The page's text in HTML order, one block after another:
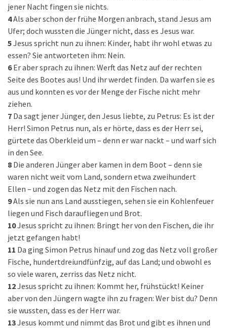
jener Nacht fingen sie nichts.
4Als aber schon der frühe Morgen anbrach, stand Jesus am
Ufer; doch wussten die Jünger nicht, dass es Jesus war.
5Jesus spricht nun zu ihnen: Kinder, habt ihr wohl etwas zu
essen? Sie antworteten ihm: Nein.
6 Er aber sprach zu ihnen: Werft das Netz auf der rechten
Seite des Bootes aus! Und ihr werdet finden. Da warfen sie es
aus und konnten es vor der Menge der Fische nicht mehr
ziehen.
7 Da sagt jener Jünger, den Jesus liebte, zu Petrus: Es ist der
Herr! Simon Petrus nun, als er hörte, dass es der Herr sei,
gürtete das Oberkleid um – denn er war nackt – und warf sich
in den See.
8 Die anderen Jünger aber kamen in dem Boot – denn sie
waren nicht weit vom Land, sondern etwa zweihundert
Ellen – und zogen das Netz mit den Fischen nach.
9Als sie nun ans Land ausstiegen, sehen sie ein Kohlenfeuer
liegen und Fisch daraufliegen und Brot.
10Jesus spricht zu ihnen: Bringt her von den Fischen, die ihr
jetzt gefangen habt!
11 Da ging Simon Petrus hinauf und zog das Netz voll großer
Fische, hundertdreiundfünfzig, auf das Land; und obwohl es
so viele waren, zerriss das Netz nicht.
12Jesus spricht zu ihnen: Kommt her, frühstückt! Keiner
aber von den Jüngern wagte ihn zu fragen: Wer bist du? Denn
sie wussten, dass es der Herr war.
13Jesus kommt und nimmt das Brot und gibt es ihnen und